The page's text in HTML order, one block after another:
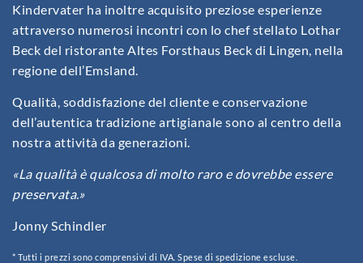
Kindervater ha inoltre acquisito preziose esperienze
attraverso numerosi incontri con lo chef stellato Lothar
Beck del ristorante Altes Forsthaus Beck di Lingen, nella
regione dell’Emsland.
Qualità, soddisfazione del cliente e conservazione
dell’autentica tradizione artigianale sono al centro della
nostra attività da generazioni.
«La qualità è qualcosa di molto raro e dovrebbe essere
preservata.»
Jonny Schindler
* Tutti i prezzi sono comprensivi di IVA. Spese di spedizione escluse.